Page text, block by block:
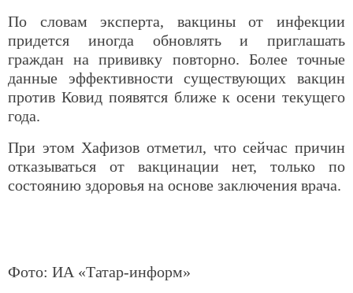
По словам эксперта, вакцины от инфекции
придется иногда обновлять и приглашать
граждан на прививку повторно. Более точные
данные эффективности существующих вакцин
против Ковид появятся ближе к осени текущего
года.
При этом Хафизов отметил, что сейчас причин
отказываться от вакцинации нет, только по
состоянию здоровья на основе заключения врача.
Фото: ИА «Татар-информ»